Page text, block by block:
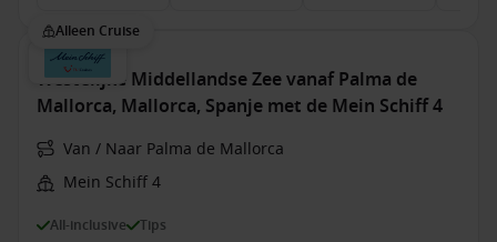
Alleen Cruise
Westelijke Middellandse Zee vanaf Palma de
Mallorca, Mallorca, Spanje met de Mein Schiff 4
Van / Naar Palma de Mallorca
Mein Schiff 4
All-inclusive Tips